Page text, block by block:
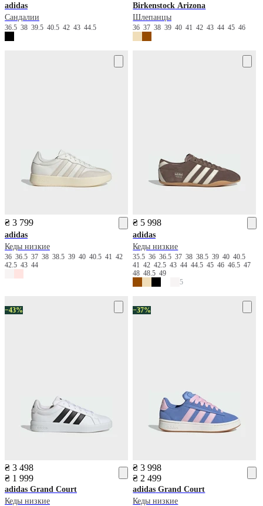
adidas
Сандалии
36.5 38 39.5 40.5 42 43 44.5
Birkenstock Arizona
Шлепанцы
3637383940414243444546
₴ 3 799
adidas
Кеды низкие
36 36.5 37 38 38.5 39 40 40.5 41 42
42.5 43 44
₴ 5 998
adidas
Кеды низкие
35.53636.5373838.5394040.5
414242.5434444.5454646.547
4848.549
5
−43%
₴ 3 498
₴ 1 999
adidas Grand Court
Кеды низкие
−37%
₴ 3 998
₴ 2 499
adidas Grand Court
Кеды низкие